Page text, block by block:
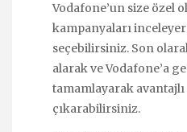
Vodafone’un size özel
kampanyaları
seçebilirsiniz. Son
alarak ve Vodafone’a
tamamlayarak
çıkarabilirsiniz.